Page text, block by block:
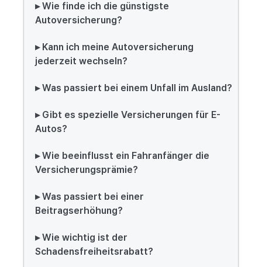
▸ Wie finde ich die günstigste
Autoversicherung?
▸ Kann ich meine Autoversicherung
jederzeit wechseln?
▸ Was passiert bei einem Unfall im Ausland?
▸ Gibt es spezielle Versicherungen für E-
Autos?
▸ Wie beeinflusst ein Fahranfänger die
Versicherungsprämie?
▸ Was passiert bei einer
Beitragserhöhung?
▸ Wie wichtig ist der
Schadensfreiheitsrabatt?